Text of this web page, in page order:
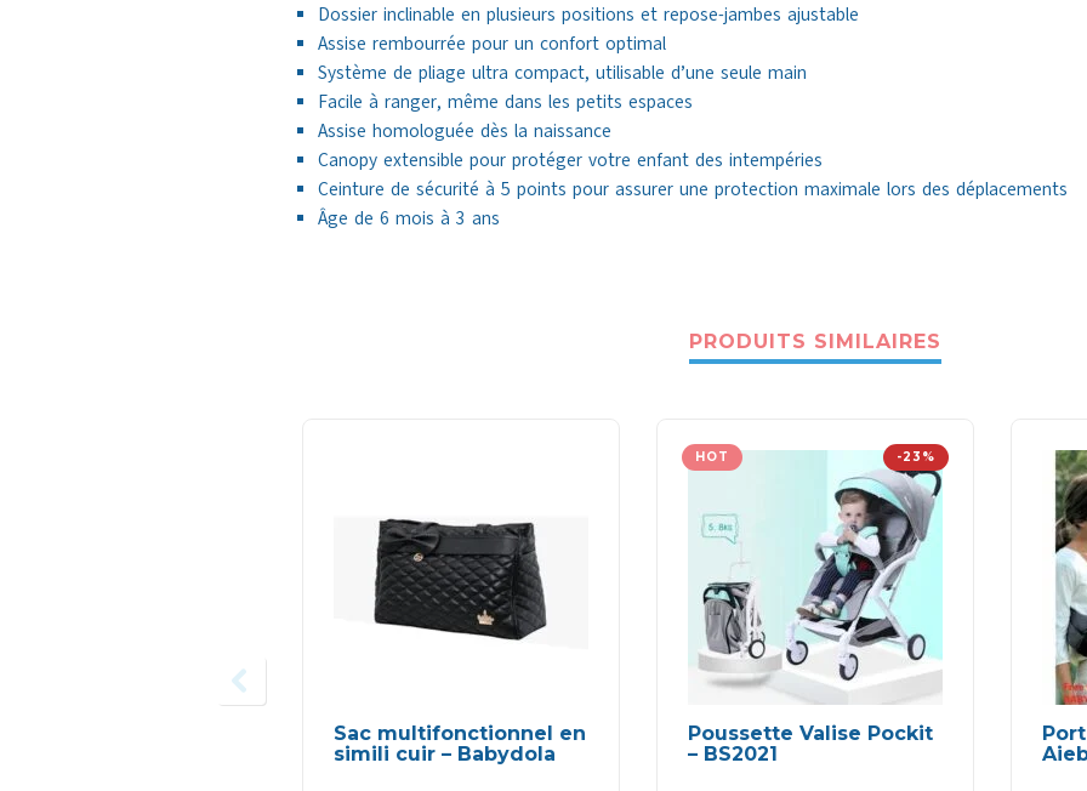
Dossier inclinable en plusieurs positions et repose-jambes ajustable
Assise rembourrée pour un confort optimal
Système de pliage ultra compact, utilisable d’une seule main
Facile à ranger, même dans les petits espaces
Assise homologuée dès la naissance
Canopy extensible pour protéger votre enfant des intempéries
Ceinture de sécurité à 5 points pour assurer une protection maximale lors des déplacements
Âge de 6 mois à 3 ans
PRODUITS SIMILAIRES
Sac multifonctionnel en
simili cuir – Babydola
-23%
HOT
Poussette Valise Pockit
– BS2021